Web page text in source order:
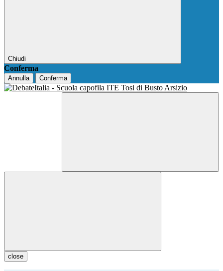
Chiudi
Conferma
Annulla Conferma
close